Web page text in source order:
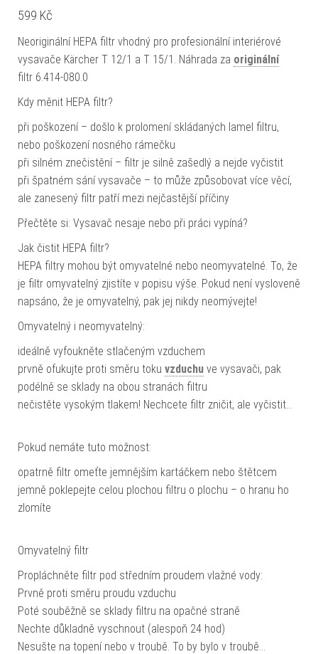
599 Kč
Neoriginální HEPA filtr vhodný pro profesionální interiérové
vysavače Kärcher T 12/1 a T 15/1. Náhrada za originální
filtr 6.414-080.0
Kdy měnit HEPA filtr?
při poškození – došlo k prolomení skládaných lamel filtru,
nebo poškození nosného rámečku
při silném znečistění – filtr je silně zašedlý a nejde vyčistit
při špatném sání vysavače – to může způsobovat více věcí,
ale zanesený filtr patří mezi nejčastější příčiny
Přečtěte si: Vysavač nesaje nebo při práci vypíná?
Jak čistit HEPA filtr?
HEPA filtry mohou být omyvatelné nebo neomyvatelné. To, že
je filtr omyvatelný zjistíte v popisu výše. Pokud není vysloveně
napsáno, že je omyvatelný, pak jej nikdy neomývejte!
Omyvatelný i neomyvatelný:
ideálně vyfoukněte stlačeným vzduchem
prvně ofukujte proti směru toku vzduchu ve vysavači, pak
podélně se sklady na obou stranách filtru
nečistěte vysokým tlakem! Nechcete filtr zničit, ale vyčistit…
Pokud nemáte tuto možnost:
opatrně filtr omeťte jemnějším kartáčkem nebo štětcem
jemně poklepejte celou plochou filtru o plochu – o hranu ho
zlomíte
Omyvatelný filtr
Propláchněte filtr pod středním proudem vlažné vody:
Prvně proti směru proudu vzduchu
Poté souběžně se sklady filtru na opačné straně
Nechte důkladně vyschnout (alespoň 24 hod)
Nesušte na topení nebo v troubě. To by bylo v troubě…